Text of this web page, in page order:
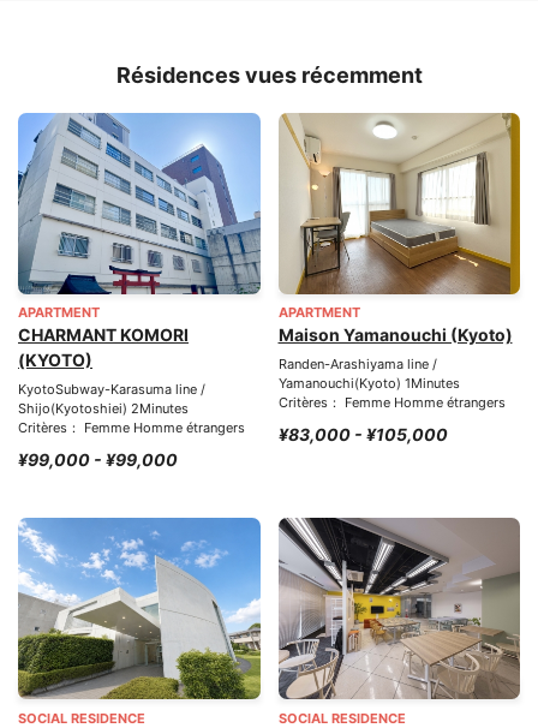
Résidences vues récemment
APARTMENT
CHARMANT KOMORI
(KYOTO)
KyotoSubway-Karasuma line /
Shijo(Kyotoshiei) 2Minutes
Critères： Femme Homme étrangers
¥99,000 - ¥99,000
APARTMENT
Maison Yamanouchi (Kyoto)
Randen-Arashiyama line /
Yamanouchi(Kyoto) 1Minutes
Critères： Femme Homme étrangers
¥83,000 - ¥105,000
SOCIAL RESIDENCE SOCIAL RESIDENCE